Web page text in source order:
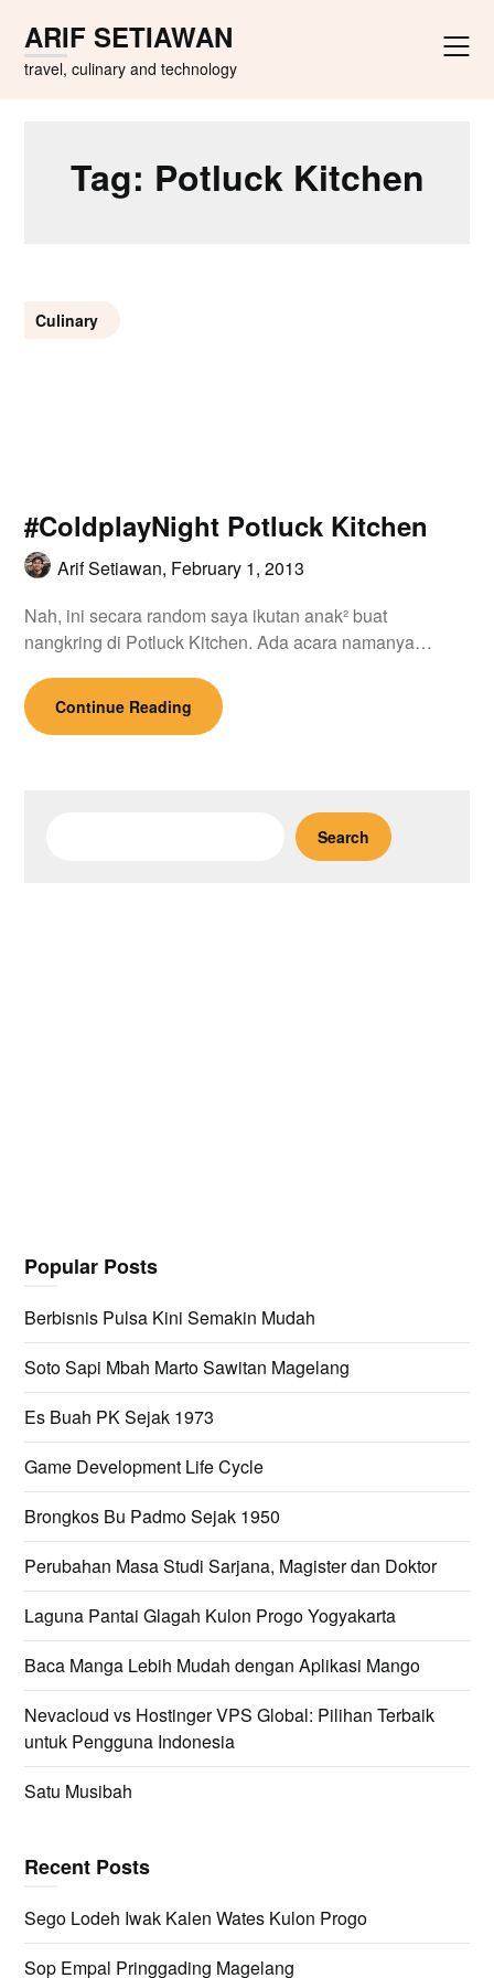
content
ARIF SETIAWAN
travel, culinary and technology
Tag: Potluck Kitchen
Culinary
#ColdplayNight Potluck Kitchen
Arif Setiawan, February 1, 2013
Nah, ini secara random saya ikutan anak² buat
nangkring di Potluck Kitchen. Ada acara namanya…
Continue Reading
Search
Popular Posts
Berbisnis Pulsa Kini Semakin Mudah
Soto Sapi Mbah Marto Sawitan Magelang
Es Buah PK Sejak 1973
Game Development Life Cycle
Brongkos Bu Padmo Sejak 1950
Perubahan Masa Studi Sarjana, Magister dan Doktor
Laguna Pantai Glagah Kulon Progo Yogyakarta
Baca Manga Lebih Mudah dengan Aplikasi Mango
Nevacloud vs Hostinger VPS Global: Pilihan Terbaik
untuk Pengguna Indonesia
Satu Musibah
Recent Posts
Sego Lodeh Iwak Kalen Wates Kulon Progo
Sop Empal Pringgading Magelang